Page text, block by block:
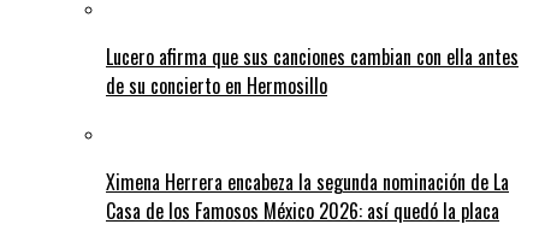
Lucero afirma que sus canciones cambian con ella antes
de su concierto en Hermosillo
Ximena Herrera encabeza la segunda nominación de La
Casa de los Famosos México 2026: así quedó la placa